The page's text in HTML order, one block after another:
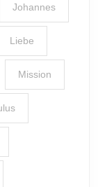
Johannes
Liebe
Mission